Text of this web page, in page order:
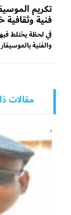
تكريم
فنية وثقافية
في لحظة يختلط
والفنية
مقالات